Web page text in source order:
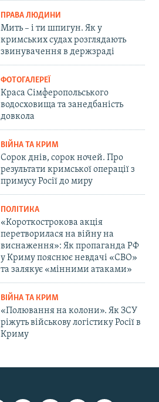
ПРАВА ЛЮДИНИ
Мить – і ти шпигун. Як у
кримських судах розглядають
звинувачення в держзраді
ФОТОГАЛЕРЕЇ
Краса Сімферопольського
водосховища та занедбаність
довкола
ВІЙНА ТА КРИМ
Сорок днів, сорок ночей. Про
результати кримської операції з
примусу Росії до миру
ПОЛІТИКА
«Короткострокова акція
перетворилася на війну на
виснаження»: Як пропаганда РФ
у Криму пояснює невдачі «СВО»
та залякує «мінними атаками»
ВІЙНА ТА КРИМ
«Полювання на колони». Як ЗСУ
ріжуть військову логістику Росії в
Криму